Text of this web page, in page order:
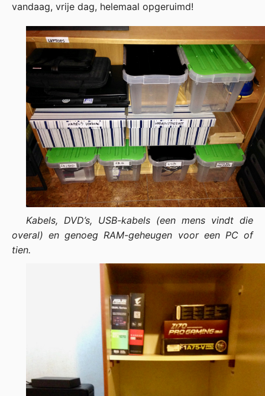
vandaag, vrije dag, helemaal opgeruimd!
Kabels, DVD’s, USB-kabels (een mens vindt die
overal) en genoeg RAM-geheugen voor een PC of
tien.